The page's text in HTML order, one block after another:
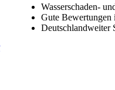
Wasserschaden-
Gute Bewertungen
Deutschlandweiter